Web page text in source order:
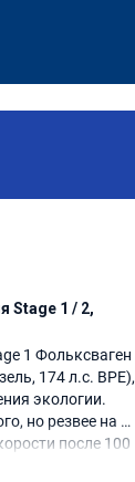
Stage 1 / 2,
1 Фольксваген
174 л.с. BPE),
экологии.
но резвее на
после 100